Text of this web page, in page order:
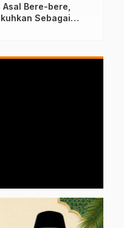
Bere-bere,
Sebagai
Ummu